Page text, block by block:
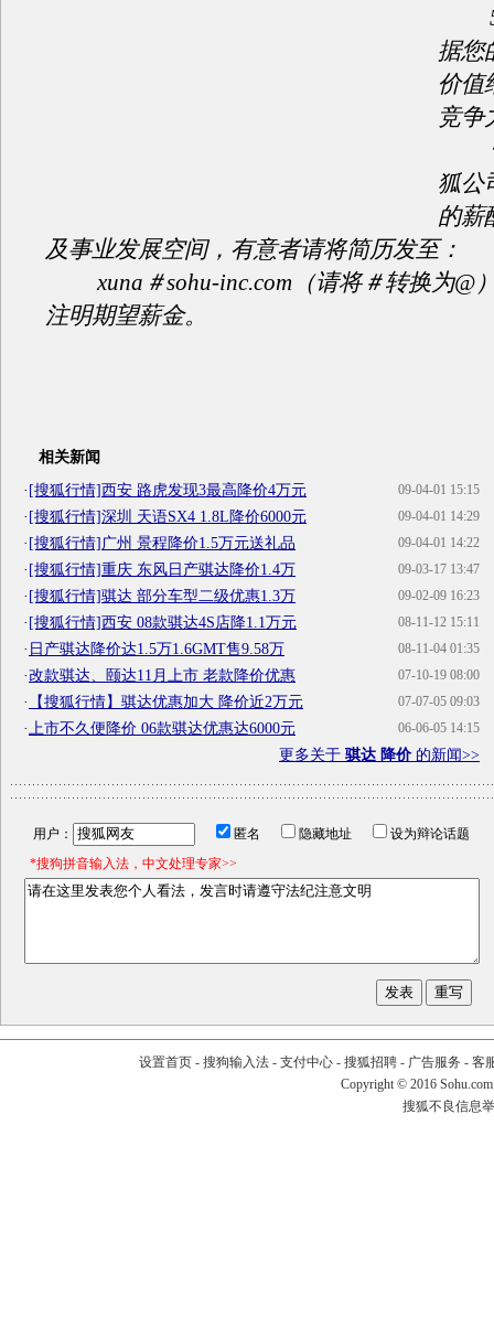
5
据您
价值
竞争
一
狐公
的薪
及事业发展空间，有意者请将简历发至：
xuna＃sohu-inc.com（请将＃转换为@
注明期望薪金。
相关新闻
09-04-01 15:15
·[搜狐行情]西安 路虎发现3最高降价4万元
09-04-01 14:29
·[搜狐行情]深圳 天语SX4 1.8L降价6000元
09-04-01 14:22
·[搜狐行情]广州 景程降价1.5万元送礼品
09-03-17 13:47
·[搜狐行情]重庆 东风日产骐达降价1.4万
09-02-09 16:23
·[搜狐行情]骐达 部分车型二级优惠1.3万
08-11-12 15:11
·[搜狐行情]西安 08款骐达4S店降1.1万元
08-11-04 01:35
· 日产骐达降价达1.5万1.6GMT售9.58万
07-10-19 08:00
·改款骐达、颐达11月上市 老款降价优惠
07-07-05 09:03
· 【搜狐行情】骐达优惠加大 降价近2万元
06-06-05 14:15
· 上市不久便降价 06款骐达优惠达6000元
更多关于 骐达 降价的新闻>>
用户： 匿名 隐藏地址
设为辩论话题
*搜狗拼音输入法，中文处理专家>>
设置首页- 搜狗输入法- 支付中心- 搜狐招聘- 广告服务 - 客
Copyright © 2016
搜狐不良信息